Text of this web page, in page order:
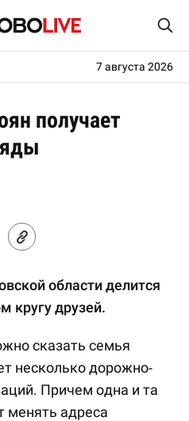
7 августа 2026
получает
области делится
кругу друзей.
сказать семья
несколько дорожно-
Причем одна и та
менять адреса